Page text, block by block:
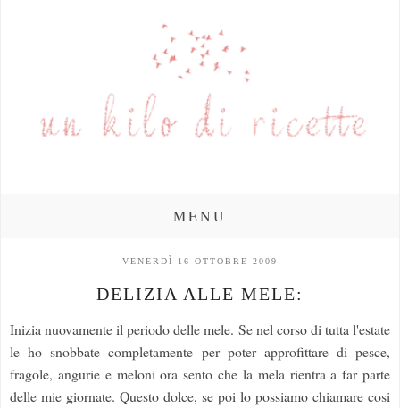
MENU
VENERDÌ 16 OTTOBRE 2009
DELIZIA ALLE MELE:
Inizia nuovamente il periodo delle mele. Se nel corso di tutta l'estate
le ho snobbate completamente per poter approfittare di pesce,
fragole, angurie e meloni ora sento che la mela rientra a far parte
delle mie giornate. Questo dolce, se poi lo possiamo chiamare cosi